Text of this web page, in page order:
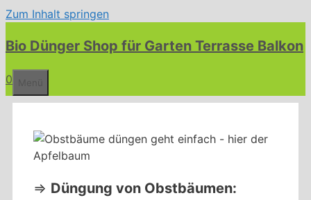
Zum Inhalt springen
Bio Dünger Shop für Garten Terrasse Balkon
0
⇒ Düngung von Obstbäumen: